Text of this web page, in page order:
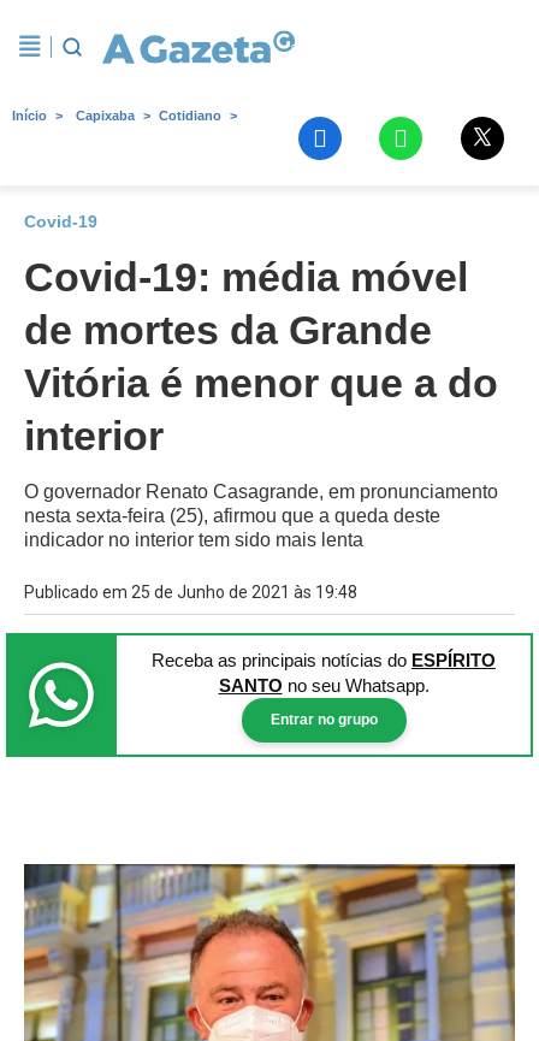
Início Capixaba Cotidiano
Covid-19
Covid-19: média móvel
de mortes da Grande
Vitória é menor que a do
interior
O governador Renato Casagrande, em pronunciamento
nesta sexta-feira (25), afirmou que a queda deste
indicador no interior tem sido mais lenta
Publicado em 25 de Junho de 2021 às 19:48
Receba as principais notícias do ESPÍRITO
SANTO no seu Whatsapp.
Entrar no grupo